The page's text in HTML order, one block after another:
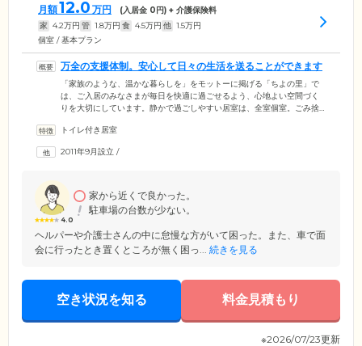
月額12.0 万円 (入居金 0円) + 介護保険料
家 4.2万円 管 1.8万円 食 4.5万円 他 1.5万円
個室 / 基本プラン
万全の支援体制。安心して日々の生活を送ることができます
「家族のような、温かな暮らしを」をモットーに掲げる「ちよの里」で
は、ご入居のみなさまが毎日を快適に過ごせるよう、心地よい空間づく
りを大切にしています。静かで過ごしやすい居室は、全室個室。ごみ捨
居者様のベッドサイドにはナースコールを完備。プライベートな空間で
があります。何かありましたら、いつでもお呼び出しください。また、
トイレ付き居室
2011年9月設立 /
4.0
家から近くで良かった。
駐車場の台数が少ない。
ヘルパーや介護士さんの中に怠慢な方がいて困った。また、車で面
会に行ったとき置くところが無く困っ... 続きを見る
空き状況を知る 料金見積もり
※2026/07/23更新